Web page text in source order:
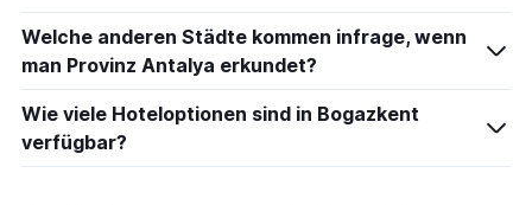
Welche anderen Städte kommen infrage, wenn
man Provinz Antalya erkundet?
Wie viele Hoteloptionen sind in Bogazkent
verfügbar?